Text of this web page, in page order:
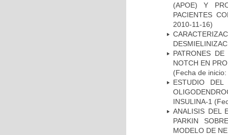
(APOE) Y
PACIENTES
2010-11-16)
PATRONES
NOTCH EN
(Fecha de
ESTUDIO
INSULINA-1
ANALISIS DEL
PARKIN
MODELO DE